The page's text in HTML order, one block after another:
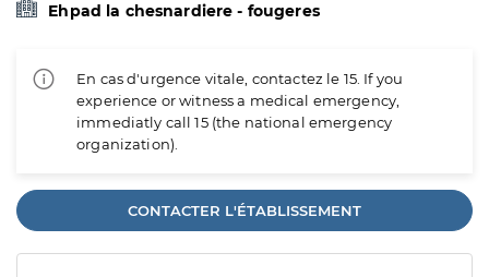
Ehpad la chesnardiere - fougeres
En cas d'urgence vitale, contactez le 15. If you
experience or witness a medical emergency,
immediatly call 15 (the national emergency
organization).
CONTACTER L'ÉTABLISSEMENT